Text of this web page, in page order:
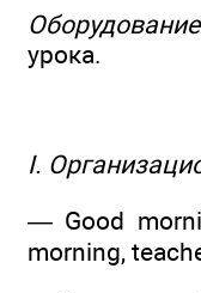
Оборудование
урока.
I.
— Good
morning,